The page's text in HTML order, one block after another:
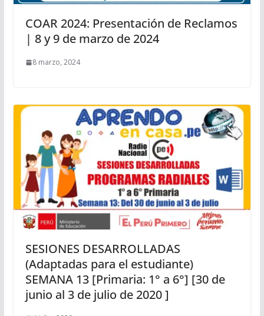
COAR 2024: Presentación de Reclamos
| 8 y 9 de marzo de 2024
8 marzo, 2024
SESIONES DESARROLLADAS
(Adaptadas para el estudiante)
SEMANA 13 [Primaria: 1° a 6°] [30 de
junio al 3 de julio de 2020 ]